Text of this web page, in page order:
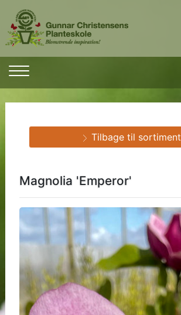
Magnolia 'Emperor'
Tilbage til sortiment